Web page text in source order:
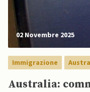
02 Novembre 2025
Immigrazione
Australia: